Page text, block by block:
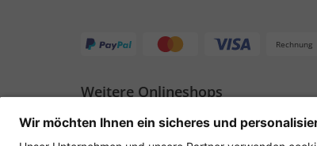
Rechnung
Weitere Onlineshops
Deutschland